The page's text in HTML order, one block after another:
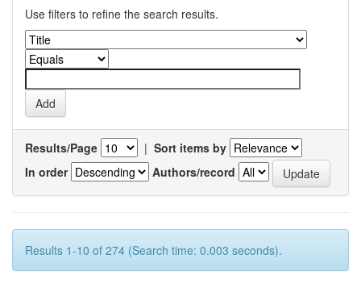
Use filters to refine the search results.
Results/Page | Sort items by
In order
Authors/record
Results 1-10 of 274 (Search time: 0.003 seconds).